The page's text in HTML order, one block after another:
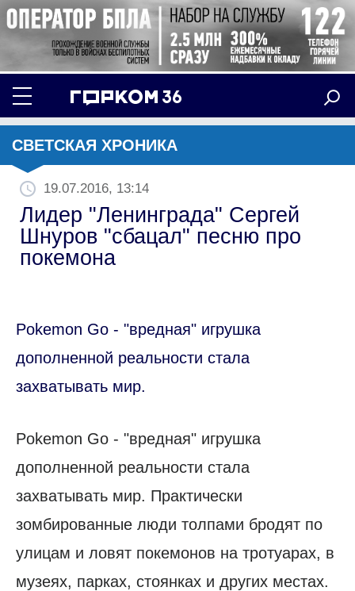
СВЕТСКАЯ ХРОНИКА
19.07.2016, 13:14
Лидер "Ленинграда" Сергей
Шнуров "сбацал" песню про
покемона
Pokemon Go - "вредная" игрушка
дополненной реальности стала
захватывать мир.
Pokemon Go - "вредная" игрушка
дополненной реальности стала
захватывать мир. Практически
зомбированные люди толпами бродят по
улицам и ловят покемонов на тротуарах, в
музеях, парках, стоянках и других местах.